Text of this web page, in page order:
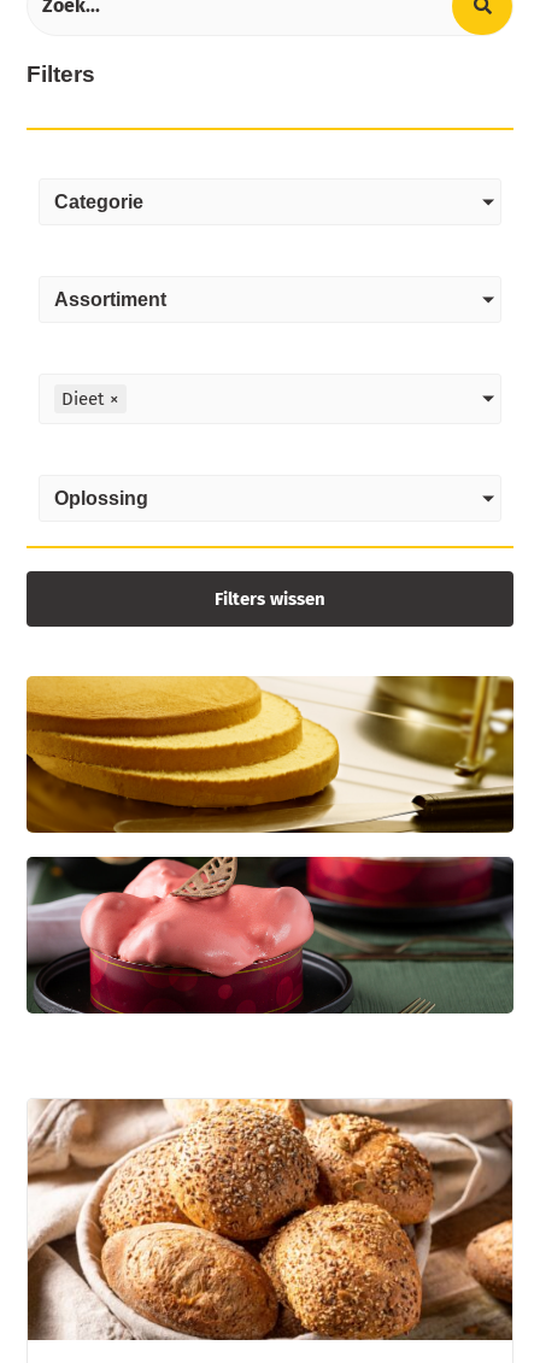
Filters
Categorie
Assortiment
Dieet ×
Oplossing
Filters wissen
CREDI KAPSEL
Dé basis voor diverse soorten gebak
Licht, luchtig en eiwitrijk broodje op basis van
kwark!